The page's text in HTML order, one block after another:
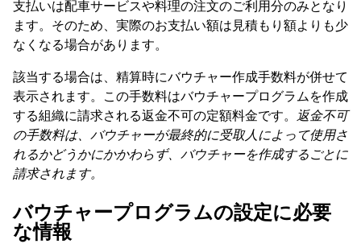
支払いは配車サービスや料理の注文のご利用分のみとなり
ます。そのため、実際のお支払い額は見積もり額よりも少
なくなる場合があります。
該当する場合は、精算時にバウチャー作成手数料が併せて
表示されます。この手数料はバウチャープログラムを作成
する組織に請求される返金不可の定額料金です。 返金不可
の手数料は、バウチャーが最終的に受取人によって使用さ
れるかどうかにかかわらず、バウチャーを作成するごとに
請求されます。
バウチャープログラムの設定に必要
な情報